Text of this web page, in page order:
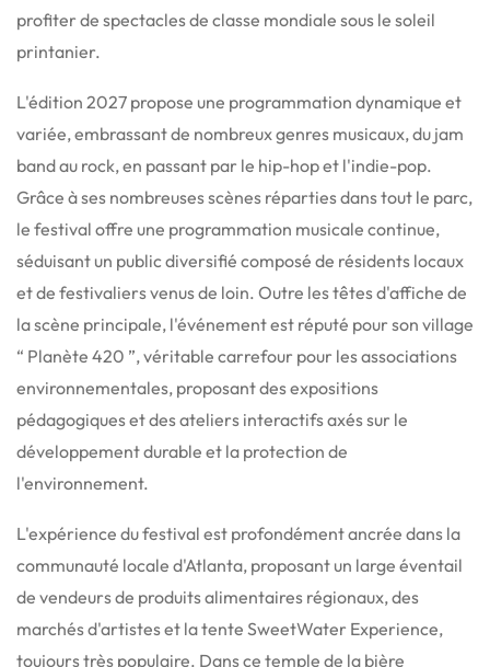
profiter de spectacles de classe mondiale sous le soleil
printanier.
L'édition 2027 propose une programmation dynamique et
variée, embrassant de nombreux genres musicaux, du jam
band au rock, en passant par le hip-hop et l'indie-pop.
Grâce à ses nombreuses scènes réparties dans tout le parc,
le festival offre une programmation musicale continue,
séduisant un public diversifié composé de résidents locaux
et de festivaliers venus de loin. Outre les têtes d'affiche de
la scène principale, l'événement est réputé pour son village
“ Planète 420 ”, véritable carrefour pour les associations
environnementales, proposant des expositions
pédagogiques et des ateliers interactifs axés sur le
développement durable et la protection de
l'environnement.
L'expérience du festival est profondément ancrée dans la
communauté locale d'Atlanta, proposant un large éventail
de vendeurs de produits alimentaires régionaux, des
marchés d'artistes et la tente SweetWater Experience,
toujours très populaire. Dans ce temple de la bière